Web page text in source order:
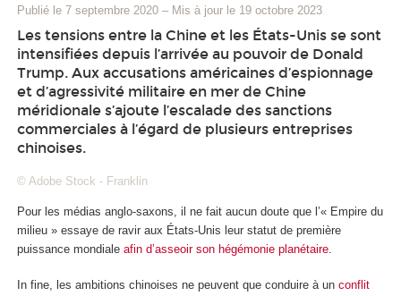
Publié le 7 septembre 2020 – Mis à jour le 19 octobre 2023
Les tensions entre la Chine et les États-Unis se sont
intensifiées depuis l’arrivée au pouvoir de Donald
Trump. Aux accusations américaines d’espionnage
et d’agressivité militaire en mer de Chine
méridionale s’ajoute l’escalade des sanctions
commerciales à l’égard de plusieurs entreprises
chinoises.
© Adobe Stock - Franklin
Pour les médias anglo-saxons, il ne fait aucun doute que l’« Empire du
milieu » essaye de ravir aux États-Unis leur statut de première
puissance mondiale afin d’asseoir son hégémonie planétaire
In fine, les ambitions chinoises ne peuvent que conduire à un conflit